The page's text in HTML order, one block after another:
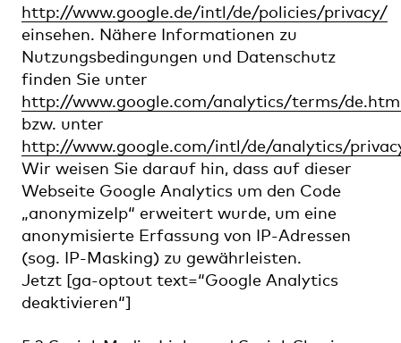
http://www.google.de/intl/de/policies/privacy/
einsehen. Nähere Informationen zu
Nutzungsbedingungen und Datenschutz
finden Sie unter
http://www.google.com/analytics/terms/
bzw. unter
http://www.google.com/intl/de/analytics/
Wir weisen Sie darauf hin, dass auf dieser
Webseite Google Analytics um den Code
„anonymizeIp“ erweitert wurde, um eine
anonymisierte Erfassung von IP-Adressen
(sog. IP-Masking) zu gewährleisten.
Jetzt [ga-optout text=“Google Analytics
deaktivieren“]